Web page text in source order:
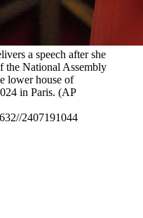
a speech after she
the National Assembly
lower house of
in Paris. (AP
2407191044